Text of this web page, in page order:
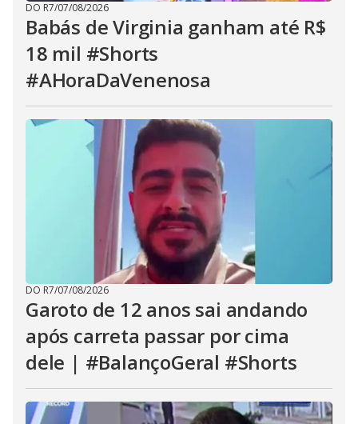
DO R7/07/08/2026
Babás de Virginia ganham até R$
18 mil #Shorts
#AHoraDaVenenosa
DO R7/07/08/2026
Garoto de 12 anos sai andando
após carreta passar por cima
dele | #BalançoGeral #Shorts